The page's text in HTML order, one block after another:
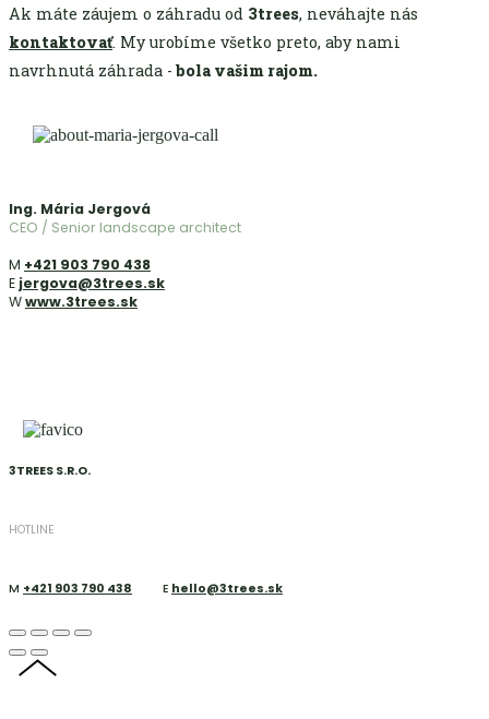
Ak máte záujem o záhradu od 3trees, neváhajte nás
kontaktovať. My urobíme všetko preto, aby nami
navrhnutá záhrada - bola vašim rajom.
Ing. Mária Jergová
CEO / Senior landscape architect
M +421 903 790 438
E jergova@3trees.sk
Wwww.3trees.sk
3TREES S.R.O.
HOTLINE
M +421 903 790 438 E hello@3trees.sk